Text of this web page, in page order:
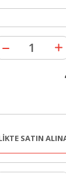
SATIN